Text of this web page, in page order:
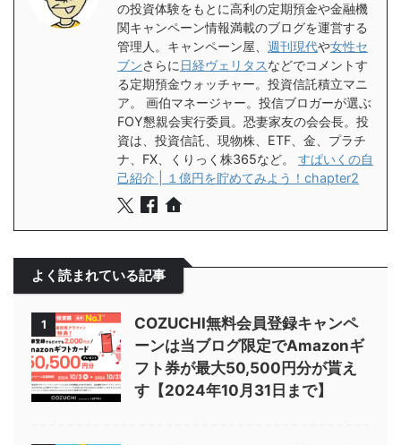
の投資体験をもとに高利の定期預金や金融機
関キャンペーン情報満載のブログを運営する
管理人。キャンペーン屋、 週刊現代や女性セ
ブンさらに 日経ヴェリタスなどでコメントす
る定期預金ウォッチャー。投資信託積立マニ
ア。 画伯マネージャー。投信ブロガーが選ぶ
FOY懇親会実行委員。恐妻家友の会会長。投
資は、投資信託、現物株、ETF、金、プラチ
ナ、FX、くりっく株365など。 すぱいくの自
己紹介 | １億円を貯めてみよう！chapter2
よく読まれている記事
1
COZUCHI無料会員登録キャンペ
ーンは当ブログ限定でAmazonギ
フト券が最大50,500円分が貰え
す【2024年10月31日まで】